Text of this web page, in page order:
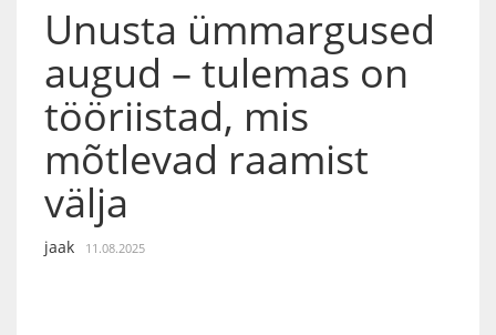
Unusta ümmargused
augud – tulemas on
tööriistad, mis
mõtlevad raamist
välja
jaak 11.08.2025